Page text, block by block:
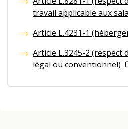
travail applicable aux
Article L.4231-1
Article L.3245-2 (respect
légal ou conventionnel)